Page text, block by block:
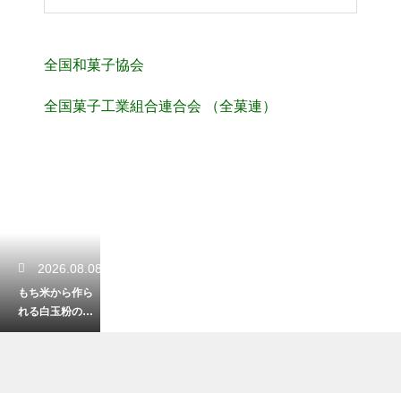
全国和菓子協会
全国菓子工業組合連合会 （全菓連）
2026.08.08
もち米から作ら
れる白玉粉の独
特な製法とは？